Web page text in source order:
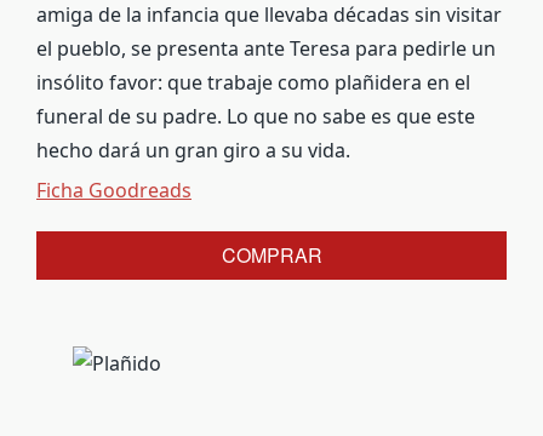
amiga de la infancia que llevaba décadas sin visitar
el pueblo, se presenta ante Teresa para pedirle un
insólito favor: que trabaje como plañidera en el
funeral de su padre. Lo que no sabe es que este
hecho dará un gran giro a su vida.
Ficha Goodreads
COMPRAR